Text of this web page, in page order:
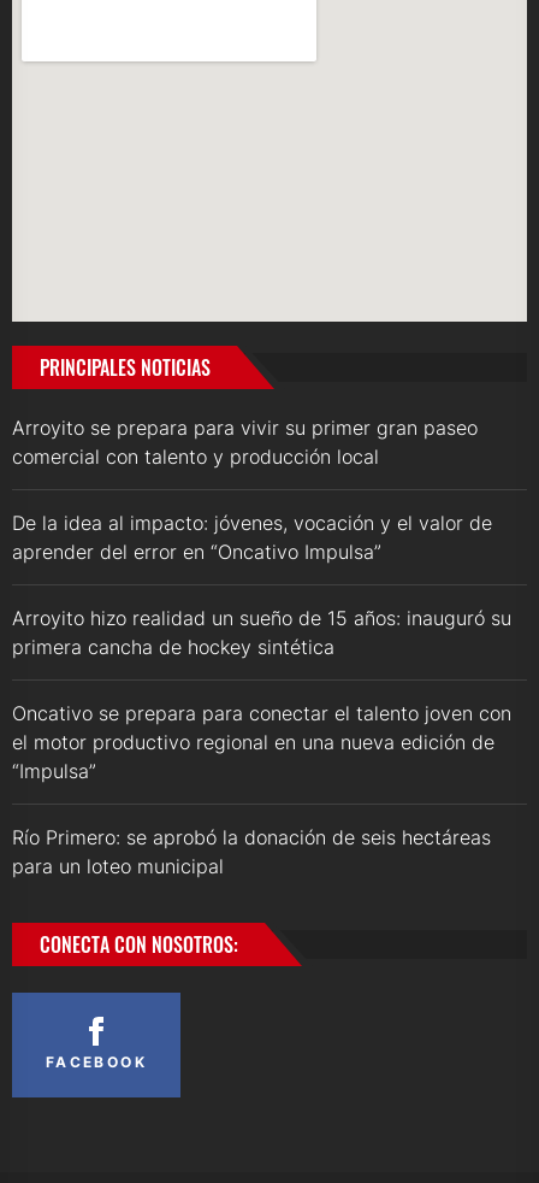
PRINCIPALES NOTICIAS
Arroyito se prepara para vivir su primer gran paseo
comercial con talento y producción local
De la idea al impacto: jóvenes, vocación y el valor de
aprender del error en “Oncativo Impulsa”
Arroyito hizo realidad un sueño de 15 años: inauguró su
primera cancha de hockey sintética
Oncativo se prepara para conectar el talento joven con
el motor productivo regional en una nueva edición de
“Impulsa”
Río Primero: se aprobó la donación de seis hectáreas
para un loteo municipal
CONECTA CON NOSOTROS:
FACEBOOK